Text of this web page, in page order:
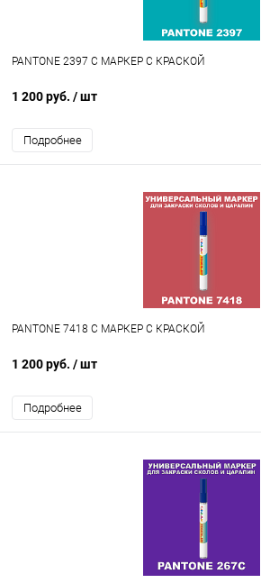
PANTONE 2397 C МАРКЕР С КРАСКОЙ
1 200 руб. / шт
Подробнее
PANTONE 7418 C МАРКЕР С КРАСКОЙ
1 200 руб. / шт
Подробнее